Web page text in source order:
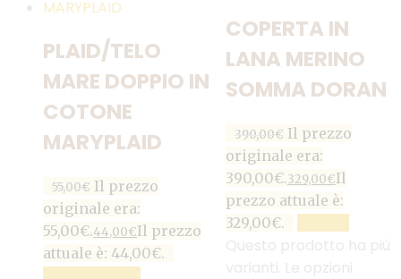
PLAID/TELO
MARE DOPPIO IN
COTONE
MARYPLAID
55,00€ Il prezzo
originale era:
55,00€.44,00€Il prezzo
attuale è: 44,00€.
COPERTA IN
LANA MERINO
SOMMA DORAN
390,00€ Il prezzo
originale era:
390,00€.329,00€Il
prezzo attuale è:
329,00€.